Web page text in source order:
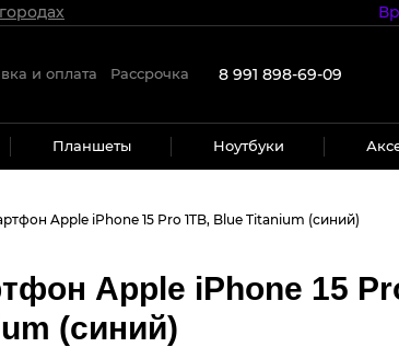
и оплата Рассрочка 8 991 898-69-09
Планшеты Ноутбуки
Apple iPhone 15 Pro 1TB, Blue Titanium (синий)
Apple iPhone 15
(синий)